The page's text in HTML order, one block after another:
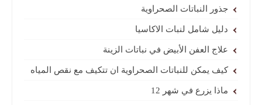
جذور النباتات الصحراوية
دليل شامل لنبات الاكاسيا
علاج العفن الأبيض في نباتات الزينة
كيف يمكن للنباتات الصحراوية ان تتكيف مع نقص المياه
ماذا يزرع في شهر 12